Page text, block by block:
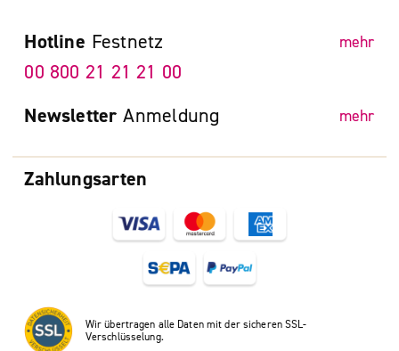
Zahlungsarten
Wir übertragen alle Daten mit der sicheren SSL-
Verschlüsselung.
Hotline Festnetz mehr
00 800 21 21 21 00
Newsletter Anmeldung mehr